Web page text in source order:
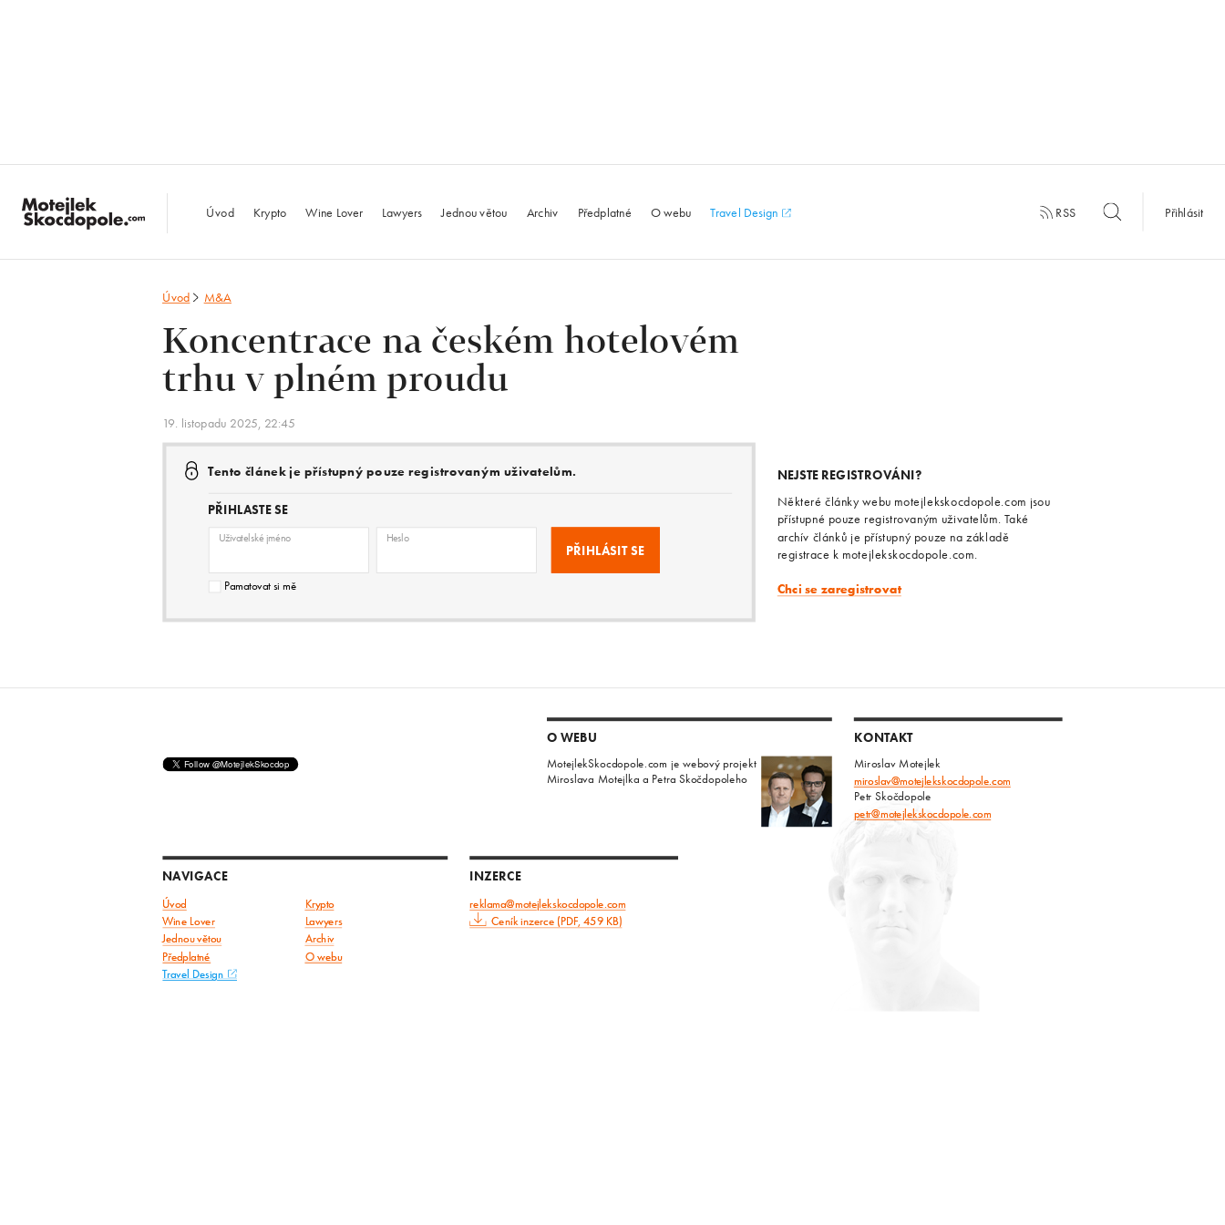
MotejlekSkocdopole.com
Úvod Krypto Wine Lover Lawyers Jednou větou Archiv Předplatné O webu Travel Design RSS Přihlásit
Úvod M&A
Koncentrace na českém hotelovém
trhu v plném proudu
19. listopadu 2025, 22:45
Tento článek je přístupný pouze registrovaným uživatelům.
PŘIHLASTE SE
Uživatelské jméno Heslo
Pamatovat si mě
NEJSTE REGISTROVÁNI?
Některé články webu motejlekskocdopole.com jsou
přístupné pouze registrovaným uživatelům. Také
archív článků je přístupný pouze na základě
registrace k motejlekskocdopole.com.
Chci se zaregistrovat
O WEBU
MotejlekSkocdopole.com je webový projekt
Miroslava Motejlka a Petra Skočdopoleho
KONTAKT
Miroslav Motejlek
miroslav@motejlekskocdopole.com
Petr Skočdopole
petr@motejlekskocdopole.com
NAVIGACE
Úvod
Krypto
Wine Lover
Lawyers
Jednou větou Archiv
Předplatné O webu
Travel Design
INZERCE
reklama@motejlekskocdopole.com
Ceník inzerce (PDF, 459 KB)